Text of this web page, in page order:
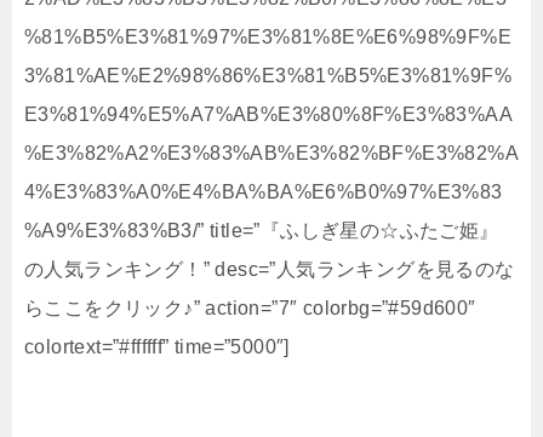
%81%B5%E3%81%97%E3%81%8E%E6%98%9F%E
3%81%AE%E2%98%86%E3%81%B5%E3%81%9F%
E3%81%94%E5%A7%AB%E3%80%8F%E3%83%AA
%E3%82%A2%E3%83%AB%E3%82%BF%E3%82%A
4%E3%83%A0%E4%BA%BA%E6%B0%97%E3%83
%A9%E3%83%B3/” title=”『ふしぎ星の☆ふたご姫』
の人気ランキング！” desc=”人気ランキングを見るのな
らここをクリック♪” action=”7″ colorbg=”#59d600″
colortext=”#ffffff” time=”5000″]